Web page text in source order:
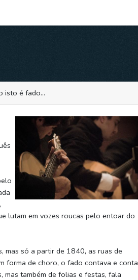
isto é fado…
lutam em vozes roucas pelo entoar do
mas só a partir de 1840, as ruas de
forma de choro, o fado contava e conta
mas também de folias e festas, fala